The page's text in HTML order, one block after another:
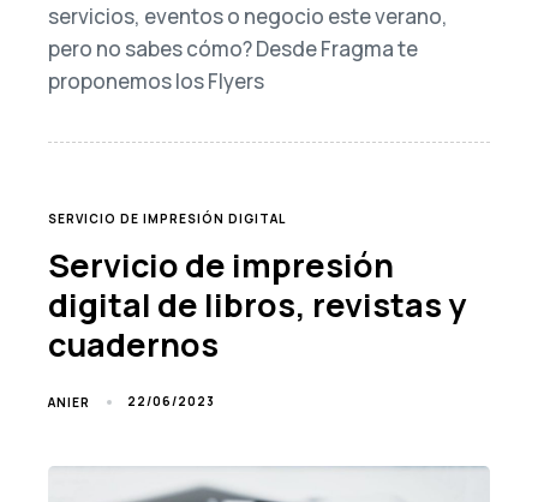
servicios, eventos o negocio este verano,
pero no sabes cómo? Desde Fragma te
proponemos los Flyers
TAGS
SERVICIO DE IMPRESIÓN DIGITAL
Servicio de impresión
digital de libros, revistas y
cuadernos
ANIER 22/06/2023